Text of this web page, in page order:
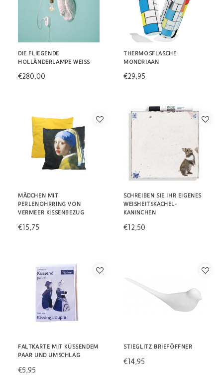
DIE FLIEGENDE
HOLLÄNDERLAMPE WEISS
€280,00
THERMOSFLASCHE
MONDRIAAN
€29,95
MÄDCHEN MIT
PERLENOHRRING VON
VERMEER KISSENBEZUG
€15,75
SCHREIBEN SIE IHR EIGENES
WEISHEITSKACHEL-
KANINCHEN
€12,50
FALTKARTE MIT KÜSSENDEM
PAAR UND UMSCHLAG
€5,95
STIEGLITZ BRIEFÖFFNER
€14,95